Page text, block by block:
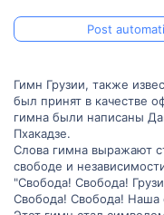
Post
Гимн Грузии, также
был принят в качестве
гимна были написаны
Пхакадзе.
Слова гимна выражают
свободе и
"Свобода! Свобода!
Свобода! Свобода! Наша